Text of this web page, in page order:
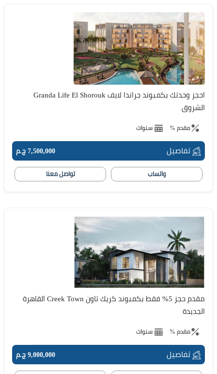
احجز وحدتك بكمبوند جراندا لايف Granda Life El Shorouk
الشروق
مقدم % سنوات
تفاصيل 7,500,000 ج.م
واتساب تواصل معنا
مقدم حجز 5% فقط بكمبوند كريك تاون Creek Town القاهرة
الجديدة
مقدم % سنوات
تفاصيل 9,000,000 ج.م